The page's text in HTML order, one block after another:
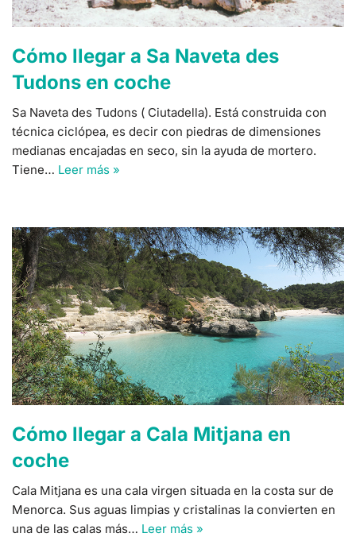
Cómo llegar a Sa Naveta des
Tudons en coche
Sa Naveta des Tudons ( Ciutadella). Está construida con
técnica ciclópea, es decir con piedras de dimensiones
medianas encajadas en seco, sin la ayuda de mortero.
Tiene… Leer más »
Cómo llegar a Cala Mitjana en
coche
Cala Mitjana es una cala virgen situada en la costa sur de
Menorca. Sus aguas limpias y cristalinas la convierten en
una de las calas más… Leer más »